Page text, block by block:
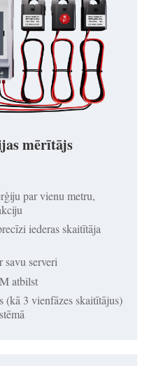
mērītājs
par vienu metru,
iederas skaitītāja
serveri
atbilst
(kā 3 vienfāzes skaitītājus)